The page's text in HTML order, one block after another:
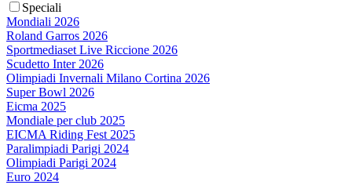
Speciali
Mondiali 2026
Roland Garros 2026
Sportmediaset Live Riccione 2026
Scudetto Inter 2026
Olimpiadi Invernali Milano Cortina 2026
Super Bowl 2026
Eicma 2025
Mondiale per club 2025
EICMA Riding Fest 2025
Paralimpiadi Parigi 2024
Olimpiadi Parigi 2024
Euro 2024